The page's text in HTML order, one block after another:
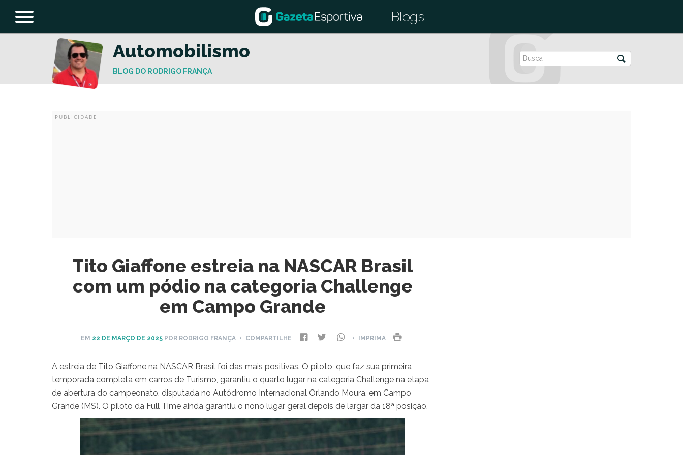
Blogs
Automobilismo
BLOG DO RODRIGO FRANÇA
Tito Giaffone estreia na NASCAR Brasil
com um pódio na categoria Challenge
em Campo Grande
EM 22 DE MARÇO DE 2025 POR RODRIGO FRANÇA • COMPARTILHE • IMPRIMA
A estreia de Tito Giaffone na NASCAR Brasil foi das mais positivas. O piloto, que faz sua primeira
temporada completa em carros de Turismo, garantiu o quarto lugar na categoria Challenge na etapa
de abertura do campeonato, disputada no Autódromo Internacional Orlando Moura, em Campo
Grande (MS). O piloto da Full Time ainda garantiu o nono lugar geral depois de largar da 18ª posição.